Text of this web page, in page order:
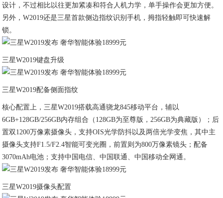
设计，不过相比以往更加紧凑和符合人机力学，单手操作会更加方便。
另外，W2019还是三星首款侧边指纹识别手机，拇指轻触即可快速解
锁。
三星W2019键盘升级
三星W2019配备侧面指纹
核心配置上，三星W2019搭载高通骁龙845移动平台，辅以
6GB+128GB/256GB内存组合（128GB为至尊版，256GB为典藏版）；后
置双1200万像素摄像头，支持OIS光学防抖以及两倍光学变焦，其中主
摄像头支持F1.5/F2.4智能可变光圈，前置则为800万像素镜头；配备
3070mAh电池；支持中国电信、中国联通、中国移动全网通。
三星W2019摄像头配置